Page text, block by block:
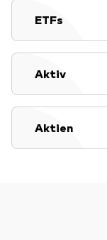
Portfolio-
LifePlan-
ETFs
Aktiv
Aktien